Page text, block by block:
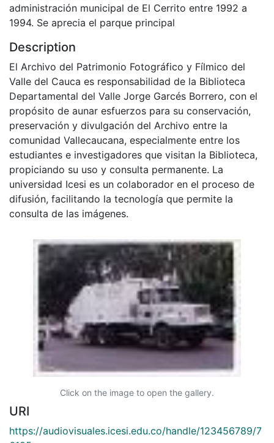
administración municipal de El Cerrito entre 1992 a
1994. Se aprecia el parque principal
Description
El Archivo del Patrimonio Fotográfico y Fílmico del
Valle del Cauca es responsabilidad de la Biblioteca
Departamental del Valle Jorge Garcés Borrero, con el
propósito de aunar esfuerzos para su conservación,
preservación y divulgación del Archivo entre la
comunidad Vallecaucana, especialmente entre los
estudiantes e investigadores que visitan la Biblioteca,
propiciando su uso y consulta permanente. La
universidad Icesi es un colaborador en el proceso de
difusión, facilitando la tecnología que permite la
consulta de las imágenes.
Click on the image to open the gallery.
URI
https://audiovisuales.icesi.edu.co/handle/123456789/7